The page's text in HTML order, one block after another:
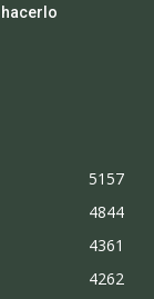
5157
4844
4361
4262